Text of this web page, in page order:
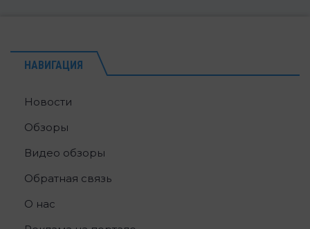
НАВИГАЦИЯ
Новости
Обзоры
Видео обзоры
Обратная связь
О нас